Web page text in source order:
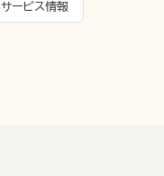
サービス情報